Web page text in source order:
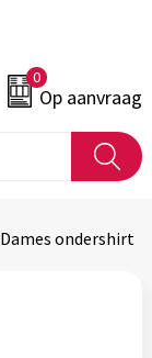
0
Op aanvraag
Dames ondershirt